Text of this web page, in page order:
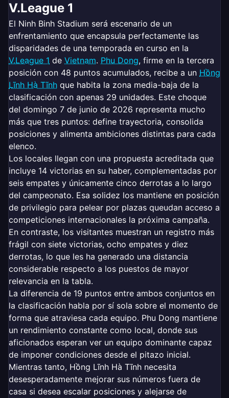
V.League 1
El Ninh Binh Stadium será escenario de un
enfrentamiento que encapsula perfectamente las
disparidades de una temporada en curso en la
V.League 1 de Vietnam. Phu Dong, firme en la tercera
posición con 48 puntos acumulados, recibe a un Hồng
Lĩnh Hà Tĩnh que habita la zona media-baja de la
clasificación con apenas 29 unidades. Este choque
del domingo 7 de junio de 2026 representa mucho
más que tres puntos: define trayectoria, consolida
posiciones y alimenta ambiciones distintas para cada
elenco.
Los locales llegan con una propuesta acreditada que
incluye 14 victorias en su haber, complementadas por
seis empates y únicamente cinco derrotas a lo largo
del campeonato. Esa solidez los mantiene en posición
de privilegio para pelear por plazas queudan acceso a
competiciones internacionales la próxima campaña.
En contraste, los visitantes muestran un registro más
frágil con siete victorias, ocho empates y diez
derrotas, lo que les ha generado una distancia
considerable respecto a los puestos de mayor
relevancia en la tabla.
La diferencia de 19 puntos entre ambos conjuntos en
la clasificación habla por sí sola sobre el momento de
forma que atraviesa cada equipo. Phu Dong mantiene
un rendimiento constante como local, donde sus
aficionados esperan ver un equipo dominante capaz
de imponer condiciones desde el pitazo inicial.
Mientras tanto, Hồng Lĩnh Hà Tĩnh necesita
desesperadamente mejorar sus números fuera de
casa si desea escalar posiciones y alejarse de